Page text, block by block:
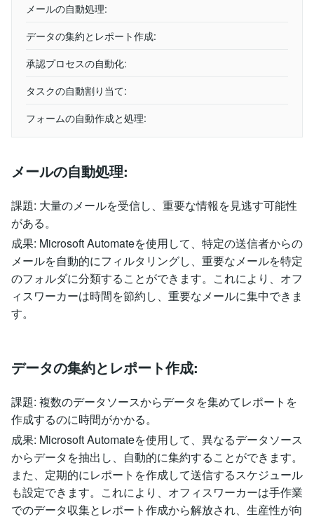
メールの自動処理:
データの集約とレポート作成:
承認プロセスの自動化:
タスクの自動割り当て:
フォームの自動作成と処理:
メールの自動処理:
課題: 大量のメールを受信し、重要な情報を見逃す可能性
がある。
成果: Microsoft Automateを使用して、特定の送信者からの
メールを自動的にフィルタリングし、重要なメールを特定
のフォルダに分類することができます。これにより、オフ
ィスワーカーは時間を節約し、重要なメールに集中できま
す。
データの集約とレポート作成:
課題: 複数のデータソースからデータを集めてレポートを
作成するのに時間がかかる。
成果: Microsoft Automateを使用して、異なるデータソース
からデータを抽出し、自動的に集約することができます。
また、定期的にレポートを作成して送信するスケジュール
も設定できます。これにより、オフィスワーカーは手作業
でのデータ収集とレポート作成から解放され、生産性が向